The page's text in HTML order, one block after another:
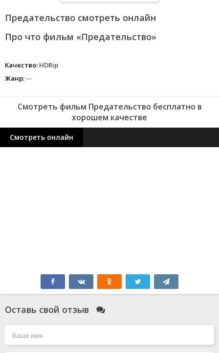
Предательство смотреть онлайн
Про что фильм «Предательство»
Качество: HDRip
Жанр:---
Смотреть фильм Предательство бесплатно в
хорошем качестве
Смотреть онлайн
Оставь свой отзыв